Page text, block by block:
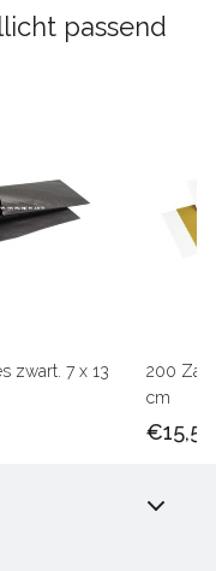
passend
zwart. 7 x 13
200
cm
€15,50